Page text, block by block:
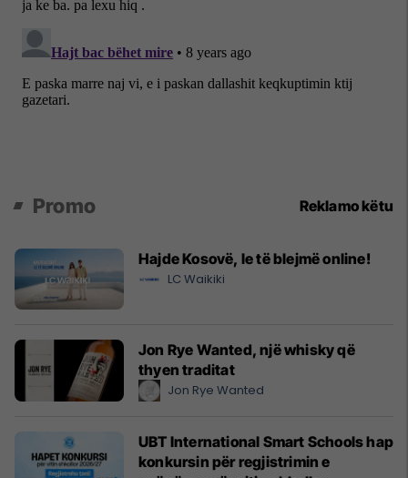
Promo Reklamo këtu
Hajde Kosovë, le të blejmë online!
LC Waikiki
Jon Rye Wanted, një whisky që
thyen traditat
Jon Rye Wanted
UBT International Smart Schools hap
konkursin për regjistrimin e